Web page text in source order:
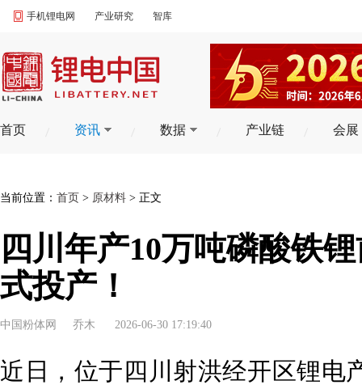
手机锂电网 产业研究 智库
首页 资讯 数据 产业链 会展
当前位置： 首页 > 原材料 > 正文
四川年产10万吨磷酸铁
式投产！
中国粉体网 乔木 2026-06-30 17:19:40
近日，位于四川射洪经开区锂电